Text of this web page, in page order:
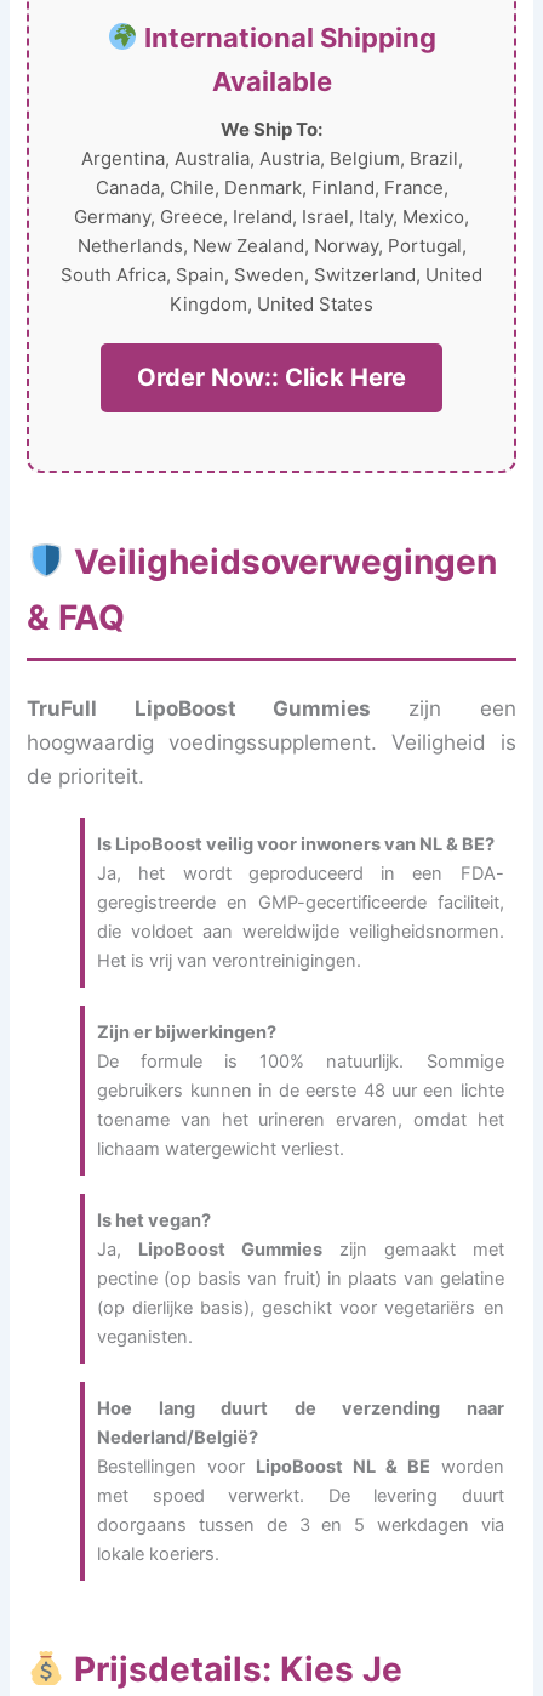
International Shipping
Available
We Ship To:
Argentina, Australia, Austria, Belgium, Brazil,
Canada, Chile, Denmark, Finland, France,
Germany, Greece, Ireland, Israel, Italy, Mexico,
Netherlands, New Zealand, Norway, Portugal,
South Africa, Spain, Sweden, Switzerland, United
Kingdom, United States
Order Now:: Click Here
Veiligheidsoverwegingen
& FAQ
TruFull LipoBoost Gummies zijn een
hoogwaardig voedingssupplement. Veiligheid is
de prioriteit.
Is LipoBoost veilig voor inwoners van NL & BE?
Ja, het wordt geproduceerd in een FDA-
geregistreerde en GMP-gecertificeerde faciliteit,
die voldoet aan wereldwijde veiligheidsnormen.
Het is vrij van verontreinigingen.
Zijn er bijwerkingen?
De formule is 100% natuurlijk. Sommige
gebruikers kunnen in de eerste 48 uur een lichte
toename van het urineren ervaren, omdat het
lichaam watergewicht verliest.
Is het vegan?
Ja, LipoBoost Gummieszijn gemaakt met
pectine (op basis van fruit) in plaats van gelatine
(op dierlijke basis), geschikt voor vegetariërs en
veganisten.
Hoe lang duurt de verzending naar
Nederland/België?
Bestellingen voor LipoBoost NL & BE worden
met spoed verwerkt. De levering duurt
doorgaans tussen de 3 en 5 werkdagen via
lokale koeriers.
Prijsdetails: Kies Je